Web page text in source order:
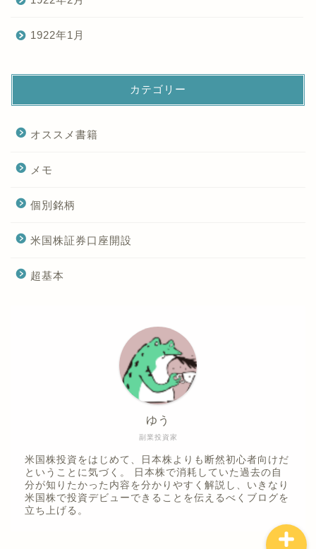
1922年1月
カテゴリー
オススメ書籍
メモ
個別銘柄
米国株証券口座開設
超基本
副業投資家
ゆう
米国株投資をはじめて、日本株よりも断然初心者向けだ
ということに気づく。 日本株で消耗していた過去の自
分が知りたかった内容を分かりやすく解説し、いきなり
米国株で投資デビューできることを伝えるべくブログを
立ち上げる。
プライバシーポリシー
お問い合わせ